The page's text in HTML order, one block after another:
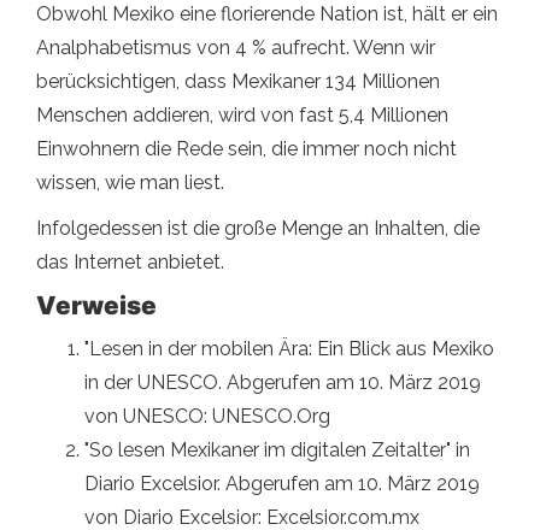
Obwohl Mexiko eine florierende Nation ist, hält er ein
Analphabetismus von 4 % aufrecht. Wenn wir
berücksichtigen, dass Mexikaner 134 Millionen
Menschen addieren, wird von fast 5,4 Millionen
Einwohnern die Rede sein, die immer noch nicht
wissen, wie man liest.
Infolgedessen ist die große Menge an Inhalten, die
das Internet anbietet.
Verweise
"Lesen in der mobilen Ära: Ein Blick aus Mexiko
in der UNESCO. Abgerufen am 10. März 2019
von UNESCO: UNESCO.Org
"So lesen Mexikaner im digitalen Zeitalter" in
Diario Excelsior. Abgerufen am 10. März 2019
von Diario Excelsior: Excelsior.com.mx